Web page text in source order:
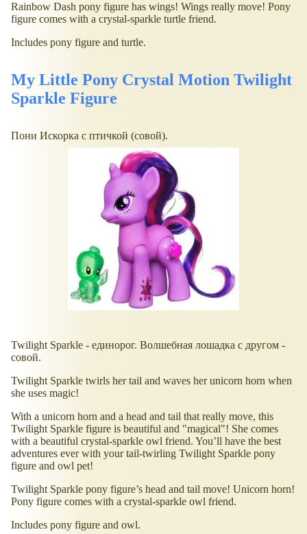
Rainbow Dash pony figure has wings! Wings really move! Pony
figure comes with a crystal-sparkle turtle friend.
Includes pony figure and turtle.
My Little Pony Crystal Motion Twilight
Sparkle Figure
Пони Искорка с птичкой (совой).
Twilight Sparkle - единорог. Волшебная лошадка с другом -
совой.
Twilight Sparkle twirls her tail and waves her unicorn horn when
she uses magic!
With a unicorn horn and a head and tail that really move, this
Twilight Sparkle figure is beautiful and "magical"! She comes
with a beautiful crystal-sparkle owl friend. You’ll have the best
adventures ever with your tail-twirling Twilight Sparkle pony
figure and owl pet!
Twilight Sparkle pony figure’s head and tail move! Unicorn horn!
Pony figure comes with a crystal-sparkle owl friend.
Includes pony figure and owl.